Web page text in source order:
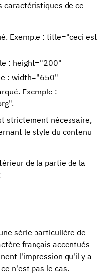
caractéristiques de ce
Exemple : title="ceci est
: height="200"
: width="650"
Exemple :
strictement nécessaire,
le style du contenu
de la partie de la
série particulière de
français accentués
l'impression qu'il y a
n'est pas le cas.